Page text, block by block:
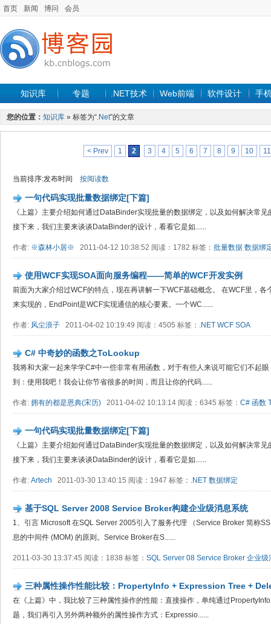
首页 新闻 博问 会员
知识库 专题 .NET技术 Web前端 软件设计 手
您的位置： 知识库 » 标签为“.Net”的文章
< Prev 1 2 3 4 5 6 7 8 9 10 11
当前排序:发布时间 按阅读数
一句代码实现批量数据绑定[下篇]
《上篇》主要介绍如何通过DataBinder实现批量的数据绑定，以及如何解决常
接下来，我们主要来谈谈DataBinder的设计，看看它是如......
作者: ※森林小居※ 2011-04-12 10:38:52 阅读：1782 标签： 批量数据 数据绑
使用WCF实现SOA面向服务编程——简单的WCF开发实例
前面为大家介绍过WCF的特点，现在再讲解一下WCF基础概念。 在WCF里，
来实现的，EndPoint是WCF实现通信的核心要素。一个WC......
作者: 风尘浪子 2011-04-02 10:19:49 阅读：4505 标签： .NET WCF SOA
C# 中奇妙的函数之ToLookup
我将和大家一起来学学C#中一些非常有用函数，对于有些人来说可能它们不起
到：使用我吧！我会让你节省很多的时间，而且让你的代码......
作者: 拥有的都是恩典(宋历) 2011-04-02 10:13:14 阅读：6345 标签： C# 函数
一句代码实现批量数据绑定[下篇]
《上篇》主要介绍如何通过DataBinder实现批量的数据绑定，以及如何解决常
接下来，我们主要来谈谈DataBinder的设计，看看它是如......
作者: Artech 2011-03-30 13:40:15 阅读：1947 标签： .NET 数据绑定
基于SQL Server 2008 Service Broker构建企业级消息系统
1、引言 Microsoft 在SQL Server 2005引入了服务代理 （Service Broker 简称
息的中间件 (MOM) 的原则。Service Broker在S......
2011-03-30 13:37:45 阅读：1838 标签： SQL Server 08 Service Broker 企业级
三种属性操作性能比较：PropertyInfo + Expression Tree +
在《上篇》中，我比较了三种属性操作的性能：直接操作，单纯通过
题，我们再引入另外两种额外的属性操作方式：Expressio......